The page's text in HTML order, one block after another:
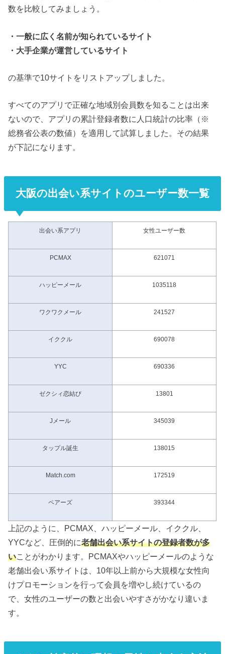
数を比較してみましょう。
・一般に広く名前が知られているサイト
・大手企業が運営しているサイト
の基準で10サイトをリストアップしました。
すべてのアプリで正確な地域別会員数を知ることは出来
ないので、アプリの累計登録者数に人口統計の比率（※
総務省公表の数値）を適用して試算しました。その結果
が下記になります。
大阪の出会い系サイトのユーザー数一覧
出会い系アプリ 女性ユーザー数
PCMAX 621071
ハッピーメール 1035118
ワクワクメール 241527
イククル 690078
YYC 690336
ゼクシィ恋結び 13801
Jメール 345039
タップル誕生 138015
Match.com 172519
ペアーズ 393344
上記のように、PCMAX、ハッピーメール、イククル、
YYCなど、圧倒的に老舗出会い系サイトの登録者数が多
い ことがわかります。PCMAXやハッピーメールのような
老舗出会い系サイトは、10年以上前から大規模な女性向
けプロモーションを行って会員を増やし続けているの
で、女性のユーザーの数と出会いやすさがかなり違いま
す。